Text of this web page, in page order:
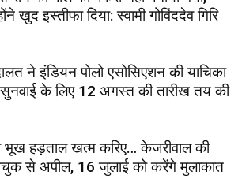
खुद इस्तीफा दिया: स्वामी गोविंददेव गिरि
ने इंडियन पोलो एसोसिएशन की याचिका
के लिए 12 अगस्त की तारीख तय की
हड़ताल खत्म करिए… केजरीवाल की
से अपील, 16 जुलाई को करेंगे मुलाकात